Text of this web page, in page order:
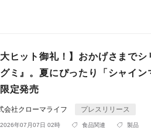
大ヒット御礼！】おかげさまで
ミ』。夏にぴったり「シャイ
定発売
会社クローマライフ プレスリリース
2026年07月07日 02時 食品関連 製品